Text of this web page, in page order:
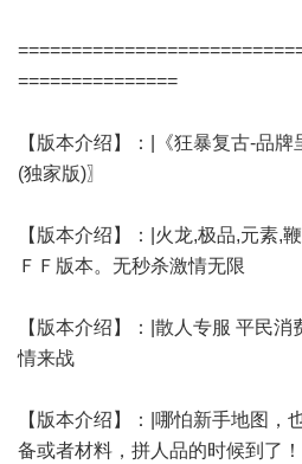
===============
【版本介绍】：|《狂暴复古-品
(独家版)〗
【版本介绍】：|火龙,极品,元素,
ＦＦ版本。无秒杀激情无限
【版本介绍】：|散人专服 平民
情来战
【版本介绍】：|哪怕新手地图，
备或者材料，拼人品的时候到了！